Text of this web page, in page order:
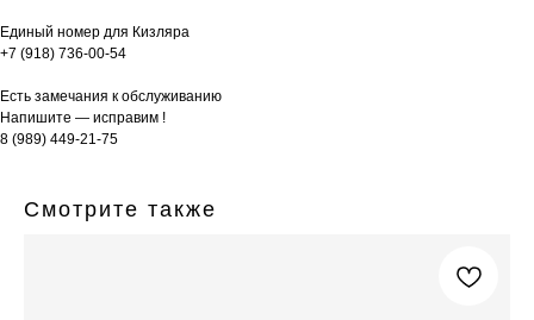
Единый номер для Кизляра
+7 (918) 736-00-54
Есть замечания к обслуживанию
Напишите — исправим !
8 (989) 449-21-75
Смотрите также